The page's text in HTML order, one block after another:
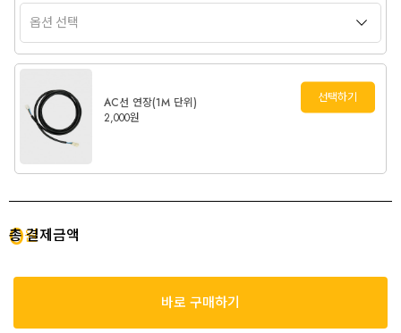
AC선 연장(1M 단위)
2,000원
선택하기
총 결제금액
0원
바로 구매하기